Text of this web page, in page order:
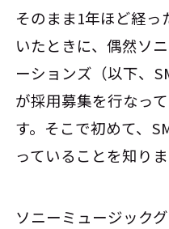
そのまま1年ほど経
いたときに、偶然ソ
ーションズ（以下、
が採用募集を行なっ
す。そこで初めて、
っていることを知りま
ソニーミュージック